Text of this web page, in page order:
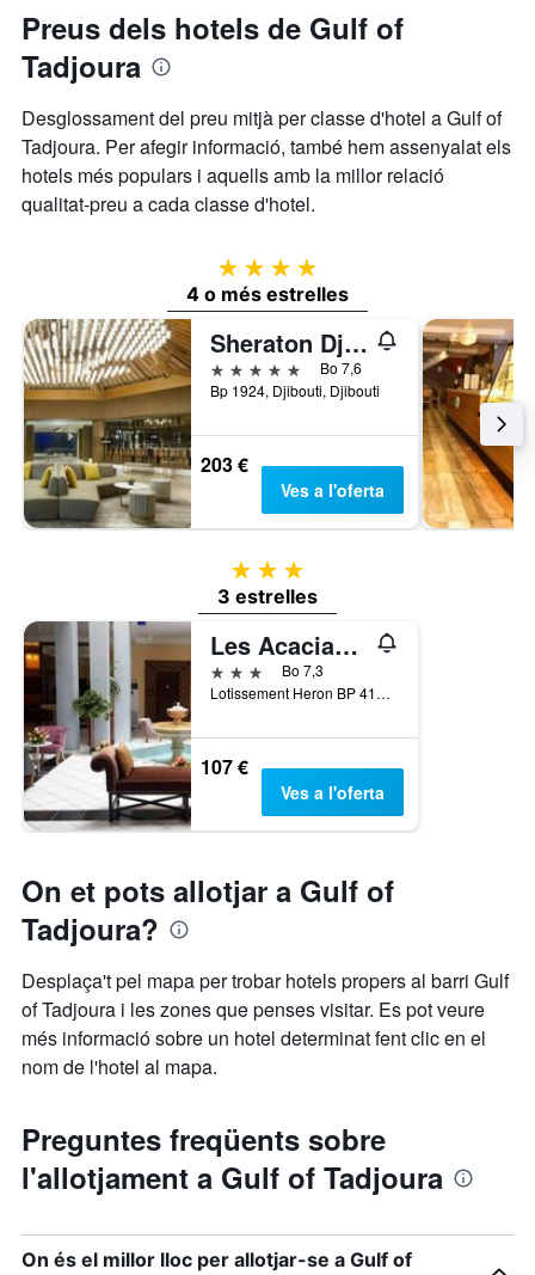
Preus dels hotels de Gulf of
Tadjoura
Desglossament del preu mitjà per classe d'hotel a Gulf of
Tadjoura. Per afegir informació, també hem assenyalat els
hotels més populars i aquells amb la millor relació
qualitat-preu a cada classe d'hotel.
4 estrelles
4 o més estrelles
Sheraton Djibouti
5 estrelles
Bo 7,6
Bp 1924, Djibouti, Djibouti
203 €
Ves a l'oferta
3 estrelles
3 estrelles
Les Acacias Hotel Djibouti
3 estrellesBo 7,3
Lotissement Heron BP 4111, Djibouti, Djibouti
107 €
Ves a l'oferta
On et pots allotjar a Gulf of
Tadjoura?
Desplaça't pel mapa per trobar hotels propers al barri Gulf
of Tadjoura i les zones que penses visitar. Es pot veure
més informació sobre un hotel determinat fent clic en el
nom de l'hotel al mapa.
Preguntes freqüents sobre
l'allotjament a Gulf of Tadjoura
On és el millor lloc per allotjar-se a Gulf of